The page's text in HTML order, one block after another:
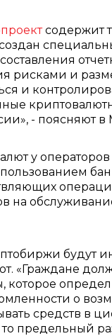
содержит
рисками и
и
- поясняют
у
на
будут
«Граждане
о
средств в
предельный